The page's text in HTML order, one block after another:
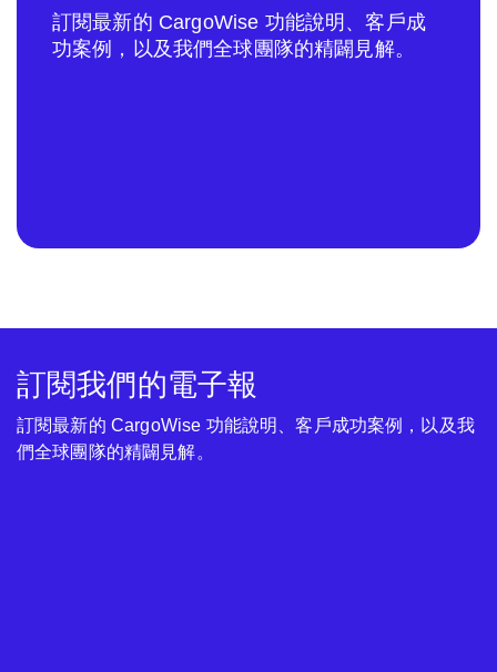
訂閱最新的 CargoWise 功能說明、客戶成
功案例，以及我們全球團隊的精闢見解。
訂閱我們的電子報
訂閱最新的 CargoWise 功能說明、客戶成功案例，以及我
們全球團隊的精闢見解。